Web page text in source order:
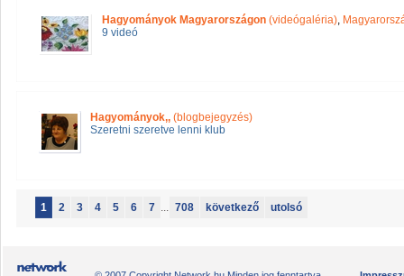
Hagyományok Magyarországon (videógaléria),
9 videó
Hagyományok,, (blogbejegyzés)
Szeretni szeretve lenni klub
1 2 3 4 5 6 7 ... 708 következő utolsó